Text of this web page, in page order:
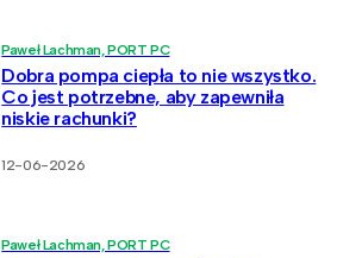
Paweł Lachman, PORT PC
Dobra pompa ciepła to nie wszystko.
Co jest potrzebne, aby zapewniła
niskie rachunki?
12-06-2026
Paweł Lachman, PORT PC